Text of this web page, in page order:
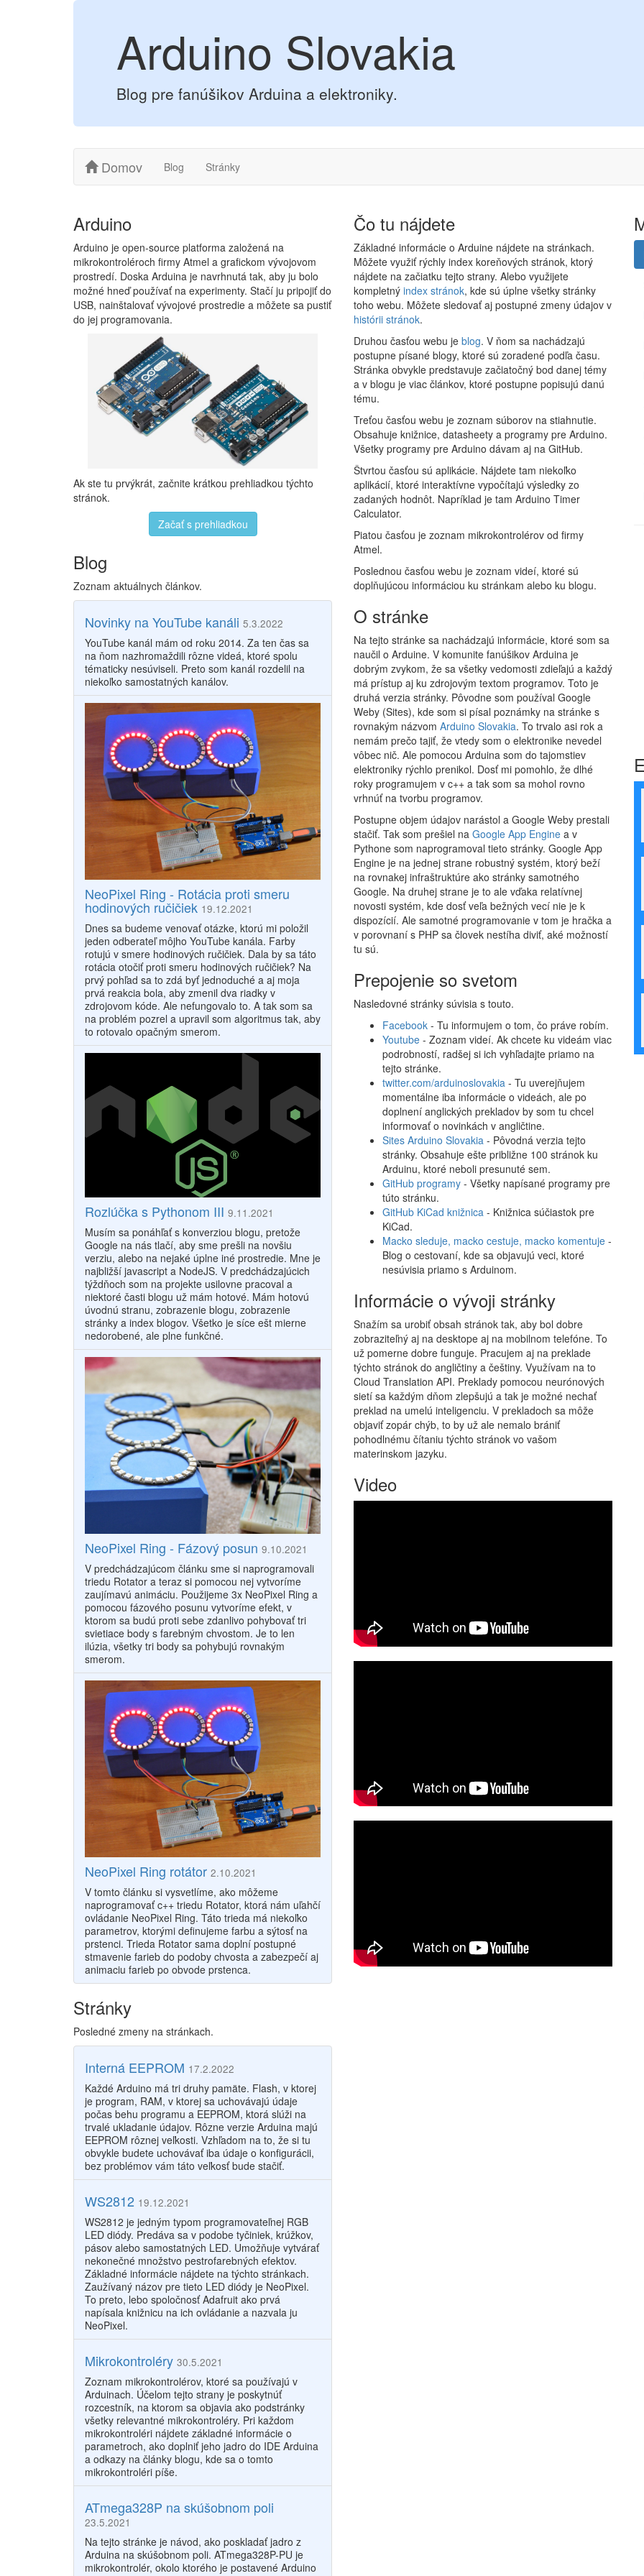
Arduino Slovakia
Blog pre fanúšikov Arduina a elektroniky.
Domov Blog Stránky
Arduino
Arduino je open-source platforma založená na
mikrokontroléroch firmy Atmel a grafickom vývojovom
prostredí. Doska Arduina je navrhnutá tak, aby ju bolo
možné hneď používať na experimenty. Stačí ju pripojiť do
USB, nainštalovať vývojové prostredie a môžete sa pustiť
do jej programovania.
Ak ste tu prvýkrát, začnite krátkou prehliadkou týchto
stránok.
Začať s prehliadkou
Blog
Zoznam aktuálnych článkov.
Novinky na YouTube kanáli 5.3.2022
YouTube kanál mám od roku 2014. Za ten čas sa
na ňom nazhromaždili rôzne videá, ktoré spolu
tématicky nesúviseli. Preto som kanál rozdelil na
niekoľko samostatných kanálov.
NeoPixel Ring - Rotácia proti smeru
hodinových ručičiek 19.12.2021
Dnes sa budeme venovať otázke, ktorú mi položil
jeden odberateľ môjho YouTube kanála. Farby
rotujú v smere hodinových ručičiek. Dala by sa táto
rotácia otočiť proti smeru hodinových ručičiek? Na
prvý pohľad sa to zdá byť jednoduché a aj moja
prvá reakcia bola, aby zmenil dva riadky v
zdrojovom kóde. Ale nefungovalo to. A tak som sa
na problém pozrel a upravil som algoritmus tak, aby
to rotovalo opačným smerom.
Rozlúčka s Pythonom III 9.11.2021
Musím sa ponáhľať s konverziou blogu, pretože
Google na nás tlačí, aby sme prešli na novšiu
verziu, alebo na nejaké úplne iné prostredie. Mne je
najbližší javascript a NodeJS. V predchádzajúcich
týždňoch som na projekte usilovne pracoval a
niektoré časti blogu už mám hotové. Mám hotovú
úvodnú stranu, zobrazenie blogu, zobrazenie
stránky a index blogov. Všetko je síce ešt mierne
nedorobené, ale plne funkčné.
NeoPixel Ring - Fázový posun 9.10.2021
V predchádzajúcom článku sme si naprogramovali
triedu Rotator a teraz si pomocou nej vytvoríme
zaujímavú animáciu. Použijeme 3x NeoPixel Ring a
pomocou fázového posunu vytvoríme efekt, v
ktorom sa budú proti sebe zdanlivo pohybovať tri
svietiace body s farebným chvostom. Je to len
ilúzia, všetky tri body sa pohybujú rovnakým
smerom.
NeoPixel Ring rotátor 2.10.2021
V tomto článku si vysvetlíme, ako môžeme
naprogramovať c++ triedu Rotator, ktorá nám uľahčí
ovládanie NeoPixel Ring. Táto trieda má niekoľko
parametrov, ktorými definujeme farbu a sýtosť na
prstenci. Trieda Rotator sama doplní postupné
stmavenie farieb do podoby chvosta a zabezpečí aj
animaciu farieb po obvode prstenca.
Stránky
Posledné zmeny na stránkach.
Interná EEPROM 17.2.2022
Každé Arduino má tri druhy pamäte. Flash, v ktorej
je program, RAM, v ktorej sa uchovávajú údaje
počas behu programu a EEPROM, ktorá slúži na
trvalé ukladanie údajov. Rôzne verzie Arduina majú
EEPROM rôznej veľkosti. Vzhľadom na to, že si tu
obvykle budete uchovávať iba údaje o konfigurácii,
bez problémov vám táto veľkosť bude stačiť.
WS2812 19.12.2021
WS2812 je jedným typom programovateľnej RGB
LED diódy. Predáva sa v podobe tyčiniek, krúžkov,
pásov alebo samostatných LED. Umožňuje vytvárať
nekonečné množstvo pestrofarebných efektov.
Základné informácie nájdete na týchto stránkach.
Zaužívaný názov pre tieto LED diódy je NeoPixel.
To preto, lebo spoločnosť Adafruit ako prvá
napísala knižnicu na ich ovládanie a nazvala ju
NeoPixel.
Mikrokontroléry 30.5.2021
Zoznam mikrokontrolérov, ktoré sa používajú v
Arduinach. Účelom tejto strany je poskytnúť
rozcestník, na ktorom sa objavia ako podstránky
všetky relevantné mikrokontroléry. Pri každom
mikrokontroléri nájdete základné informácie o
parametroch, ako doplniť jeho jadro do IDE Arduina
a odkazy na články blogu, kde sa o tomto
mikrokontroléri píše.
ATmega328P na skúšobnom poli
23.5.2021
Na tejto stránke je návod, ako poskladať jadro z
Arduina na skúšobnom poli. ATmega328P-PU je
mikrokontrolér, okolo ktorého je postavené Arduino
Čo tu nájdete
Základné informácie o Arduine nájdete na stránkach.
Môžete využiť rýchly index koreňových stránok, ktorý
nájdete na začiatku tejto strany. Alebo využijete
kompletný index stránok, kde sú úplne všetky stránky
toho webu. Môžete sledovať aj postupné zmeny údajov v
histórii stránok.
Druhou časťou webu je blog. V ňom sa nachádzajú
postupne písané blogy, ktoré sú zoradené podľa času.
Stránka obvykle predstavuje začiatočný bod danej témy
a v blogu je viac článkov, ktoré postupne popisujú danú
tému.
Treťou časťou webu je zoznam súborov na stiahnutie.
Obsahuje knižnice, datasheety a programy pre Arduino.
Všetky programy pre Arduino dávam aj na GitHub.
Štvrtou časťou sú aplikácie. Nájdete tam niekoľko
aplikácií, ktoré interaktívne vypočítajú výsledky zo
zadaných hodnôt. Napríklad je tam Arduino Timer
Calculator.
Piatou časťou je zoznam mikrokontrolérov od firmy
Atmel.
Poslednou časťou webu je zoznam videí, ktoré sú
doplňujúcou informáciou ku stránkam alebo ku blogu.
O stránke
Na tejto stránke sa nachádzajú informácie, ktoré som sa
naučil o Arduine. V komunite fanúšikov Arduina je
dobrým zvykom, že sa všetky vedomosti zdieľajú a každý
má prístup aj ku zdrojovým textom programov. Toto je
druhá verzia stránky. Pôvodne som používal Google
Weby (Sites), kde som si písal poznámky na stránke s
rovnakým názvom Arduino Slovakia. To trvalo asi rok a
nemám prečo tajiť, že vtedy som o elektronike nevedel
vôbec nič. Ale pomocou Arduina som do tajomstiev
elektroniky rýchlo prenikol. Dosť mi pomohlo, že dlhé
roky programujem v c++ a tak som sa mohol rovno
vrhnúť na tvorbu programov.
Postupne objem údajov narástol a Google Weby prestali
stačiť. Tak som prešiel na Google App Engine a v
Pythone som naprogramoval tieto stránky. Google App
Engine je na jednej strane robustný systém, ktorý beží
na rovnakej infraštruktúre ako stránky samotného
Google. Na druhej strane je to ale vďaka relatívnej
novosti systém, kde dosť veľa bežných vecí nie je k
dispozícií. Ale samotné programovanie v tom je hračka a
v porovnaní s PHP sa človek nestíha diviť, aké možností
tu sú.
Prepojenie so svetom
Nasledovné stránky súvisia s touto.
Facebook - Tu informujem o tom, čo práve robím.
Youtube - Zoznam videí. Ak chcete ku videám viac
podrobností, radšej si ich vyhľadajte priamo na
tejto stránke.
twitter.com/arduinoslovakia - Tu uverejňujem
momentálne iba informácie o videách, ale po
doplnení anglických prekladov by som tu chcel
informovať o novinkách v angličtine.
Sites Arduino Slovakia - Pôvodná verzia tejto
stránky. Obsahuje ešte približne 100 stránok ku
Arduinu, ktoré neboli presunuté sem.
GitHub programy - Všetky napísané programy pre
túto stránku.
GitHub KiCad knižnica - Knižnica súčiastok pre
KiCad.
Macko sleduje, macko cestuje, macko komentuje -
Blog o cestovaní, kde sa objavujú veci, ktoré
nesúvisia priamo s Arduinom.
Informácie o vývoji stránky
Snažím sa urobiť obsah stránok tak, aby bol dobre
zobraziteľný aj na desktope aj na mobilnom telefóne. To
už pomerne dobre funguje. Pracujem aj na preklade
týchto stránok do angličtiny a češtiny. Využívam na to
Cloud Translation API. Preklady pomocou neurónových
sietí sa každým dňom zlepšujú a tak je možné nechať
preklad na umelú inteligenciu. V prekladoch sa môže
objaviť zopár chýb, to by už ale nemalo brániť
pohodlnému čítaniu týchto stránok vo vašom
materinskom jazyku.
Video